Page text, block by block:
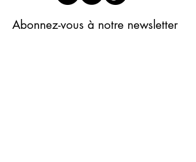
Abonnez-vous à notre newsletter